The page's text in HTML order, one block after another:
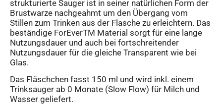
strukturierte Sauger ist in seiner natürlichen Form der
Brustwarze nachgeahmt um den Übergang vom
Stillen zum Trinken aus der Flasche zu erleichtern. Das
beständige ForEverTM Material sorgt für eine lange
Nutzungsdauer und auch bei fortschreitender
Nutzungsdauer für die gleiche Transparent wie bei
Glas.
Das Fläschchen fasst 150 ml und wird inkl. einem
Trinksauger ab 0 Monate (Slow Flow) für Milch und
Wasser geliefert.